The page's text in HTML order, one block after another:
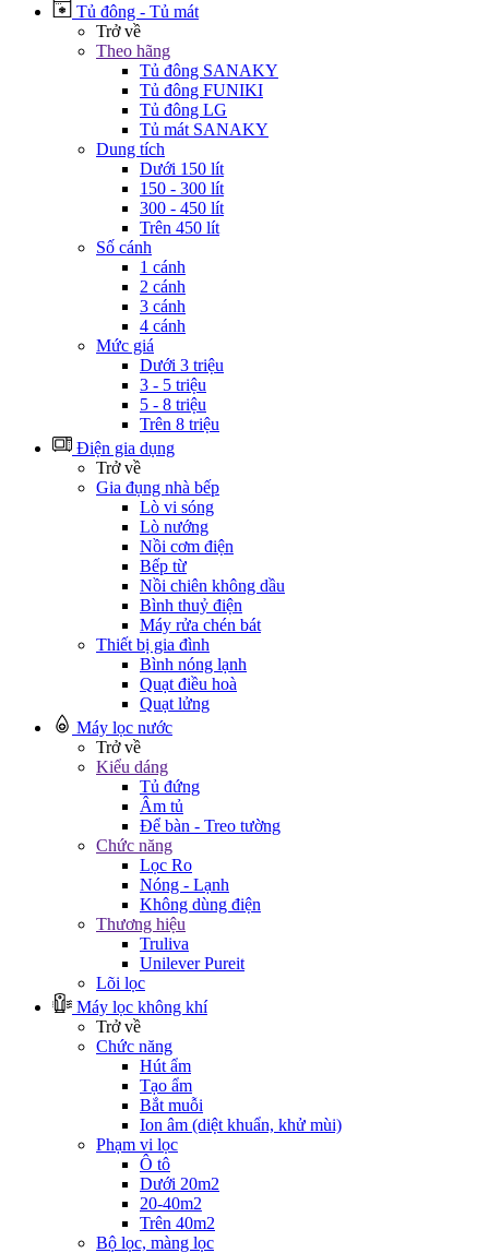
Tủ đông - Tủ mát
Trở về
Theo hãng
Tủ đông SANAKY
Tủ đông FUNIKI
Tủ đông LG
Tủ mát SANAKY
Dung tích
Dưới 150 lít
150 - 300 lít
300 - 450 lít
Trên 450 lít
Số cánh
1 cánh
2 cánh
3 cánh
4 cánh
Mức giá
Dưới 3 triệu
3 - 5 triệu
5 - 8 triệu
Trên 8 triệu
Điện gia dụng
Trở về
Gia đụng nhà bếp
Lò vi sóng
Lò nướng
Nồi cơm điện
Bếp từ
Nồi chiên không dầu
Bình thuỷ điện
Máy rửa chén bát
Thiết bị gia đình
Bình nóng lạnh
Quạt điều hoà
Quạt lửng
Máy lọc nước
Trở về
Kiểu dáng
Tủ đứng
Âm tủ
Để bàn - Treo tường
Chức năng
Lọc Ro
Nóng - Lạnh
Không dùng điện
Thương hiệu
Truliva
Unilever Pureit
Lõi lọc
Máy lọc không khí
Trở về
Chức năng
Hút ẩm
Tạo ẩm
Bắt muỗi
Ion âm (diệt khuẩn, khử mùi)
Phạm vi lọc
Ô tô
Dưới 20m2
20-40m2
Trên 40m2
Bộ lọc, màng lọc